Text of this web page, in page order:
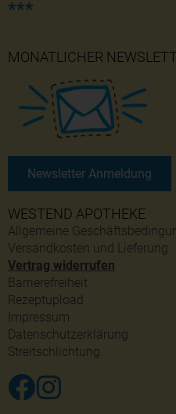
***
WESTEND APOTHEKE
Allgemeine
Versandkosten und Lieferung
Vertrag widerrufen
Barrierefreiheit
Rezeptupload
Impressum
Datenschutzerklärung
Streitschlichtung
MONATLICHER
Newsletter Anmeldung